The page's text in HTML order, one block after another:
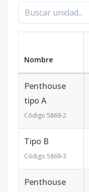
Nombre
Penthouse
tipo A
Código 5869-2
Tipo B
Código 5869-3
Penthouse